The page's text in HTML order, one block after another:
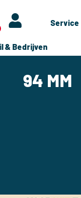
Service
& Bedrijven
94 MM